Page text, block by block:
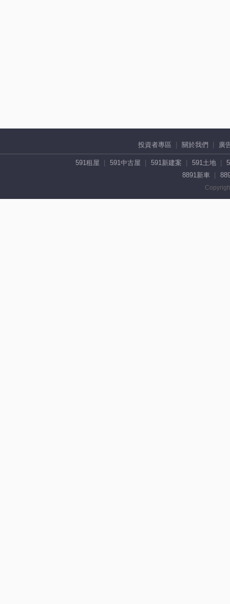
投資者專區 關於我們 廣
591租屋 591中古屋 591新建案 591土地
8891新車